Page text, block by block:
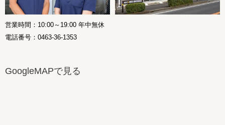
営業時間：10:00～19:00 年中無休
電話番号：0463-36-1353
GoogleMAPで見る